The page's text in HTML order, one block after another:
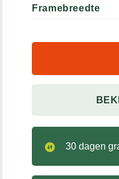
Framebreedte
30 dagen